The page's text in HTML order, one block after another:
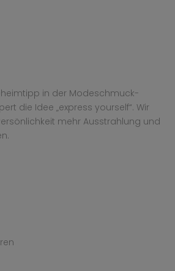
in der Modeschmuck-
die Idee „express yourself“. Wir
mehr Ausstrahlung und